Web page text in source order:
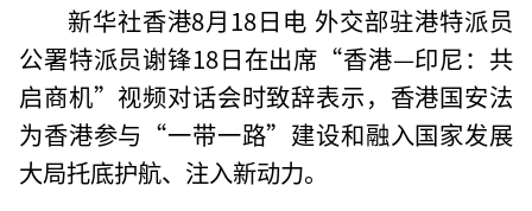
新华社香港8月18日电 外交部驻港特派员
公署特派员谢锋18日在出席“香港—印尼：共
启商机”视频对话会时致辞表示，香港国安法
为香港参与“一带一路”建设和融入国家发展
大局托底护航、注入新动力。